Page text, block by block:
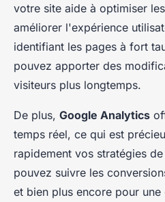
votre site aide à optimiser
améliorer l'expérience
identifiant les pages à fort
pouvez apporter des
visiteurs plus longtemps.
De plus, Google Analytics
temps réel, ce qui est
rapidement vos stratégies
pouvez suivre les
et bien plus encore pour